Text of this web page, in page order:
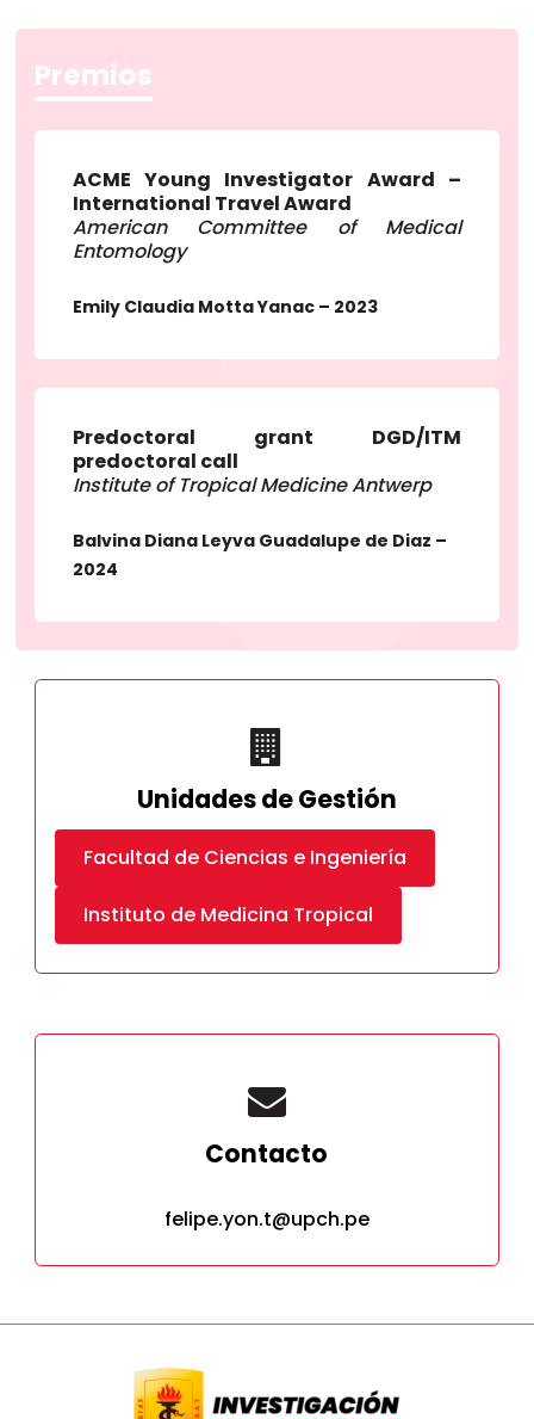
Premios
ACME Young Investigator Award –
International Travel Award
American Committee of Medical
Entomology
Emily Claudia Motta Yanac – 2023
Predoctoral grant DGD/ITM
predoctoral call
Institute of Tropical Medicine Antwerp
Balvina Diana Leyva Guadalupe de Diaz –
2024
Unidades de Gestión
Facultad de Ciencias e Ingeniería
Instituto de Medicina Tropical
Contacto
felipe.yon.t@upch.pe